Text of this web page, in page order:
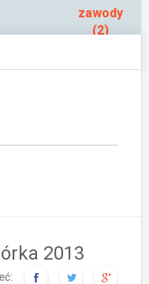
zawody
(2)
2013